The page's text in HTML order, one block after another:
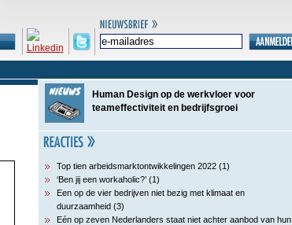
Human Design op de werkvloer voor
teameffectiviteit en bedrijfsgroei
Top tien arbeidsmarktontwikkelingen 2022 (1)
‘Ben jij een workaholic?’ (1)
Een op de vier bedrijven niet bezig met klimaat en
duurzaamheid (3)
Eén op zeven Nederlanders staat niet achter aanbod van hun